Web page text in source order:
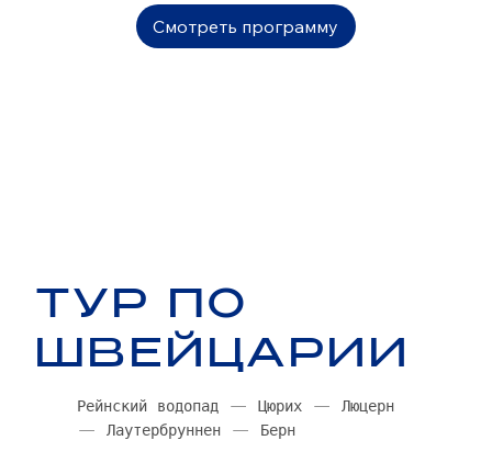
Смотреть программу
ТУР ПО
ШВЕЙЦАРИИ
Рейнский водопад — Цюрих — Люцерн
— Лаутербруннен — Берн